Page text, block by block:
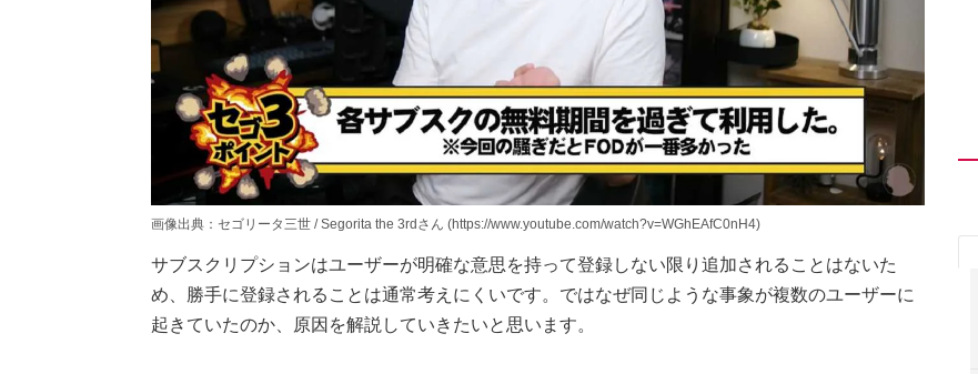
画像出典：セゴリータ三世 / Segorita the 3rdさん (https://www.youtube.com/watch?v=WGhEAfC0nH4)
サブスクリプションはユーザーが明確な意思を持って登録しない限り追加されることはないた
め、勝手に登録されることは通常考えにくいです。ではなぜ同じような事象が複数のユーザーに
起きていたのか、原因を解説していきたいと思います。